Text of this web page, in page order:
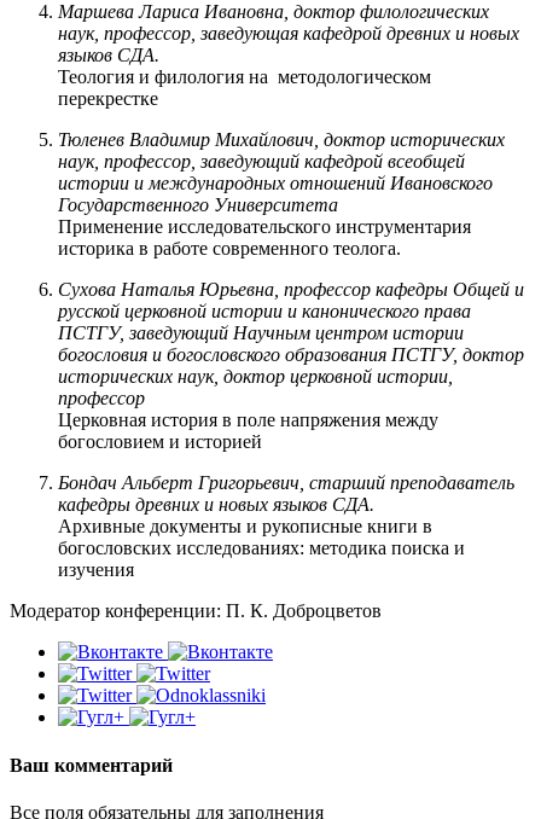
Маршева Лариса Ивановна, доктор филологических
наук, профессор, заведующая кафедрой древних и новых
языков СДА.
Теология и филология на методологическом
перекрестке
Тюленев Владимир Михайлович, доктор исторических
наук, профессор, заведующий кафедрой всеобщей
истории и международных отношений Ивановского
Государственного Университета
Применение исследовательского инструментария
историка в работе современного теолога.
Сухова Наталья Юрьевна, профессор кафедры Общей и
русской церковной истории и канонического права
ПСТГУ, заведующий Научным центром истории
богословия и богословского образования ПСТГУ, доктор
исторических наук, доктор церковной истории,
профессор
Церковная история в поле напряжения между
богословием и историей
Бондач Альберт Григорьевич, старший преподаватель
кафедры древних и новых языков СДА.
Архивные документы и рукописные книги в
богословских исследованиях: методика поиска и
изучения
Модератор конференции: П. К. Доброцветов
Ваш комментарий
Все поля обязательны для заполнения